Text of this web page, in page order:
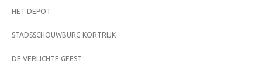
HET DEPOT
STADSSCHOUWBURG KORTRIJK
DE VERLICHTE GEEST